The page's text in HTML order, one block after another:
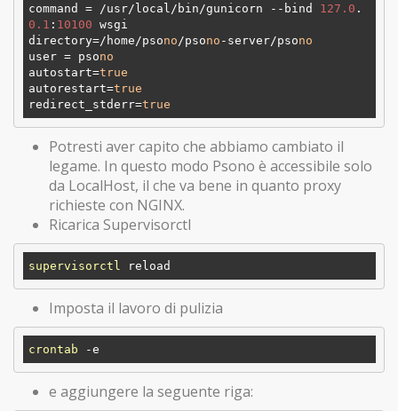
command
= /usr/local/bin/gunicorn --bind 127.0 .
0.1 : 10100
directory=/home/psono /psono -server/psono
user = psono
autostart=true
autorestart=true
redirect_stderr=true
Potresti aver capito che abbiamo cambiato il
legame. In questo modo Psono è accessibile solo
da LocalHost, il che va bene in quanto proxy
richieste con NGINX.
Ricarica Supervisorctl
supervisorctl
Imposta il lavoro di pulizia
crontab
e aggiungere la seguente riga: